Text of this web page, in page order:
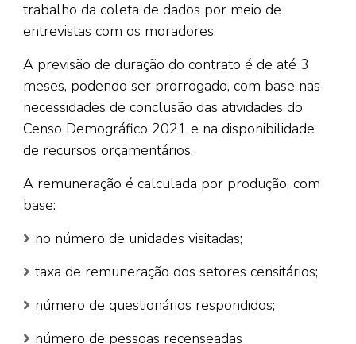
trabalho da coleta de dados por meio de
entrevistas com os moradores.
A previsão de duração do contrato é de até 3
meses, podendo ser prorrogado, com base nas
necessidades de conclusão das atividades do
Censo Demográfico 2021 e na disponibilidade
de recursos orçamentários.
A remuneração é calculada por produção, com
base:
no número de unidades visitadas;
taxa de remuneração dos setores censitários;
número de questionários respondidos;
número de pessoas recenseadas